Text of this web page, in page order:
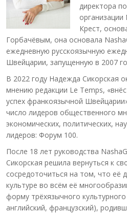
директора
Крест,
Горбачёвым, она основала
ежедневную русскоязычную
Швейцарии, запущенную в 2007
В 2022 году Надежда Сикорская
мнению редакции Le Temps,
успех франкоязычной
число лидеров общественного
экономических, политических,
лидеров: Форум 100.
После 18 лет руководства
Сикорская решила вернуться к
сосредоточиться на том, что её
культуре во всём её
форму трёхязычного культурного
английский, французский),